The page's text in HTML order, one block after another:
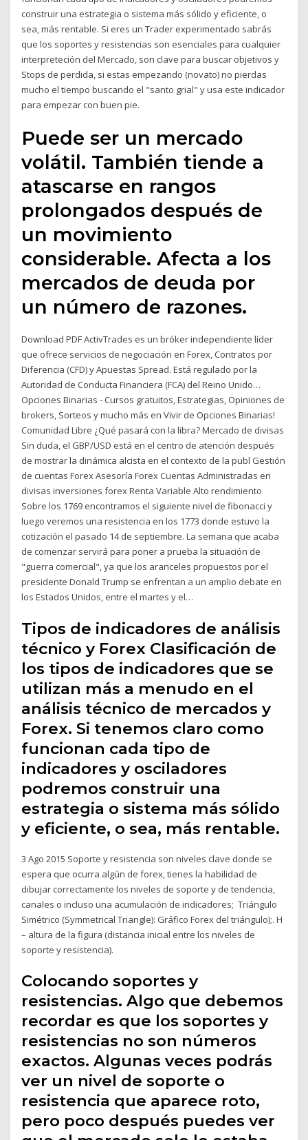
construir una estrategia o sistema más sólido y eficiente, o
sea, más rentable. Si eres un Trader experimentado sabrás
que los soportes y resistencias son esenciales para cualquier
interpreteción del Mercado, son clave para buscar objetivos y
Stops de perdida, si estas empezando (novato) no pierdas
mucho el tiempo buscando el "santo grial" y usa este indicador
para empezar con buen pie.
Puede ser un mercado
volátil. También tiende a
atascarse en rangos
prolongados después de
un movimiento
considerable. Afecta a los
mercados de deuda por
un número de razones.
Download PDF ActivTrades es un bróker independiente líder
que ofrece servicios de negociación en Forex, Contratos por
Diferencia (CFD) y Apuestas Spread. Está regulado por la
Autoridad de Conducta Financiera (FCA) del Reino Unido…
Opciones Binarias - Cursos gratuitos, Estrategias, Opiniones de
brokers, Sorteos y mucho más en Vivir de Opciones Binarias!
Comunidad Libre ¿Qué pasará con la libra? Mercado de divisas
Sin duda, el GBP/USD está en el centro de atención después
de mostrar la dinámica alcista en el contexto de la publ Gestión
de cuentas Forex Asesoría Forex Cuentas Administradas en
divisas inversiones forex Renta Variable Alto rendimiento
Sobre los 1769 encontramos el siguiente nivel de fibonacci y
luego veremos una resistencia en los 1773 donde estuvo la
cotización el pasado 14 de septiembre. La semana que acaba
de comenzar servirá para poner a prueba la situación de
"guerra comercial", ya que los aranceles propuestos por el
presidente Donald Trump se enfrentan a un amplio debate en
los Estados Unidos, entre el martes y el…
Tipos de indicadores de análisis
técnico y Forex Clasificación de
los tipos de indicadores que se
utilizan más a menudo en el
análisis técnico de mercados y
Forex. Si tenemos claro como
funcionan cada tipo de
indicadores y osciladores
podremos construir una
estrategia o sistema más sólido
y eficiente, o sea, más rentable.
3 Ago 2015 Soporte y resistencia son niveles clave donde se
espera que ocurra algún de forex, tienes la habilidad de
dibujar correctamente los niveles de soporte y de tendencia,
canales o incluso una acumulación de indicadores; Triángulo
Simétrico (Symmetrical Triangle): Gráfico Forex del triángulo);. H
– altura de la figura (distancia inicial entre los niveles de
soporte y resistencia).
Colocando soportes y
resistencias. Algo que debemos
recordar es que los soportes y
resistencias no son números
exactos. Algunas veces podrás
ver un nivel de soporte o
resistencia que aparece roto,
pero poco después puedes ver